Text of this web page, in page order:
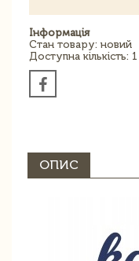
Інформація
Стан товару: новий
Доступна кількість: 1
ОПИС